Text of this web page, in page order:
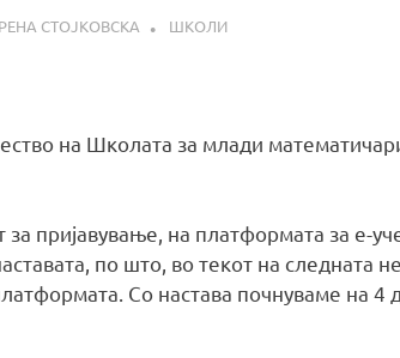
СТОЈКОВСКА ШКОЛИ
на Школата за млади
пријавување, на платформата за е-
по што, во текот на следната
Со настава почнуваме на 4